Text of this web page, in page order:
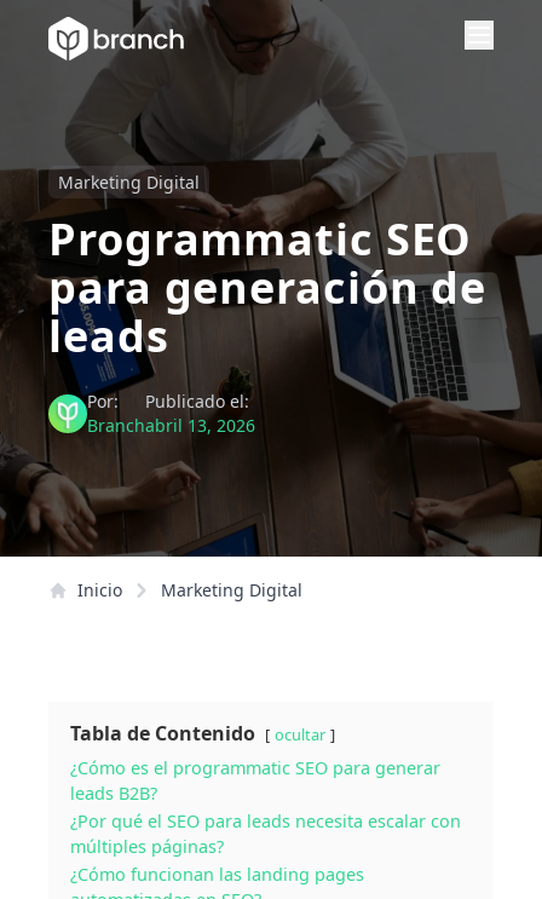
Marketing Digital
Programmatic SEO
para generación de
leads
Por:
Branch
Publicado el:
abril 13, 2026
Inicio Marketing Digital
Tabla de Contenido ocultar
¿Cómo es el programmatic SEO para generar
leads B2B?
¿Por qué el SEO para leads necesita escalar con
múltiples páginas?
¿Cómo funcionan las landing pages